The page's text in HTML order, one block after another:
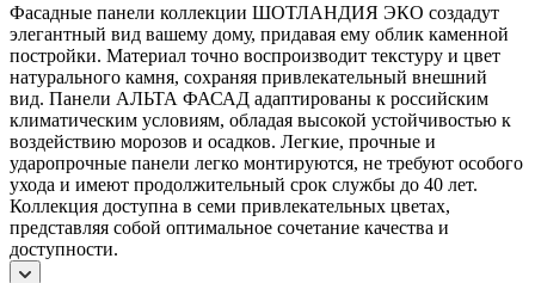
Фасадные панели коллекции ШОТЛАНДИЯ ЭКО создадут
элегантный вид вашему дому, придавая ему облик каменной
постройки. Материал точно воспроизводит текстуру и цвет
натурального камня, сохраняя привлекательный внешний
вид. Панели АЛЬТА ФАСАД адаптированы к российским
климатическим условиям, обладая высокой устойчивостью к
воздействию морозов и осадков. Легкие, прочные и
ударопрочные панели легко монтируются, не требуют особого
ухода и имеют продолжительный срок службы до 40 лет.
Коллекция доступна в семи привлекательных цветах,
представляя собой оптимальное сочетание качества и
доступности.